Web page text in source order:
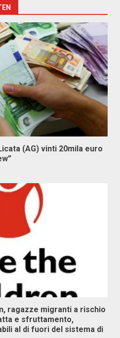
(AG) vinti 20mila euro
ragazze migranti a rischio
e sfruttamento,
al di fuori del sistema di